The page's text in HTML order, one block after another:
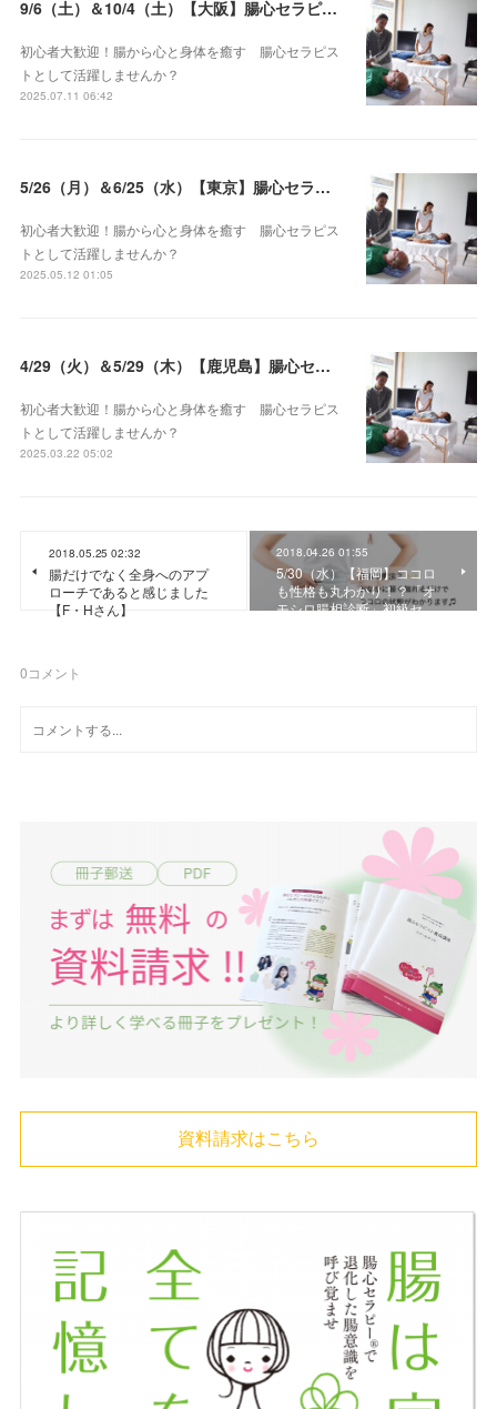
9/6（土）＆10/4（土）【大阪】腸心セラピスト養成コース《２日間コース》開講決定
初心者大歓迎！腸から心と身体を癒す 腸心セラピス
トとして活躍しませんか？
2025.07.11 06:42
5/26（月）＆6/25（水）【東京】腸心セラピスト養成コース《２日間コース》開講決定
初心者大歓迎！腸から心と身体を癒す 腸心セラピス
トとして活躍しませんか？
2025.05.12 01:05
4/29（火）＆5/29（木）【鹿児島】腸心セラピスト養成コース《２日間コース》開講決定
初心者大歓迎！腸から心と身体を癒す 腸心セラピス
トとして活躍しませんか？
2025.03.22 05:02
2018.05.25 02:32
腸だけでなく全身へのアプ
ローチであると感じました
【F・Hさん】
2018.04.26 01:55
5/30（水）【福岡】ココロ
も性格も丸わかり！？「オ
モシロ腸相診断」初級セ…
0コメント
資料請求はこちら